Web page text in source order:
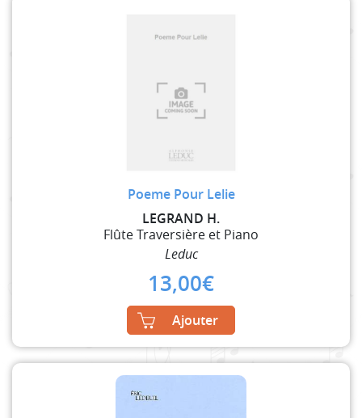
Poeme Pour Lelie
LEGRAND H.
Flûte Traversière et Piano
Leduc
13,00€
Ajouter